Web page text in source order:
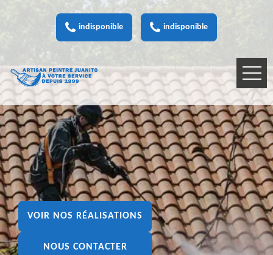
indisponible indisponible
VOIR NOS RÉALISATIONS
NOUS CONTACTER